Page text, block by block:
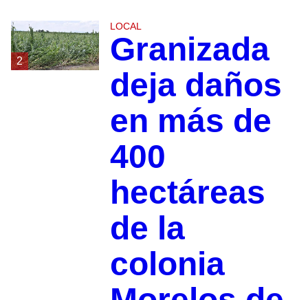
2
LOCAL
Granizada
deja daños
en más de
400
hectáreas
de la
colonia